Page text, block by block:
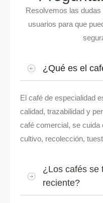
Resolvemos las
usuarios para que
¿Qué es el
El café de especialidad
calidad, trazabilidad y
café comercial, se cuida
cultivo, recolección,
¿Los cafés se
reciente?